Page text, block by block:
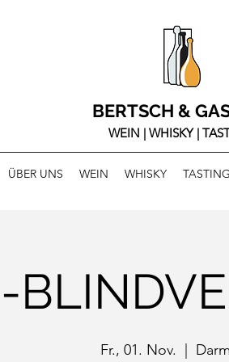
BERTSCH &
WEIN | WHISKY |
ÜBER UNS WEIN WHISKY
Fr., 01. Nov.